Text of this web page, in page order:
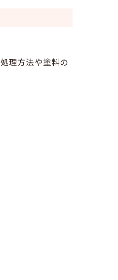
理方法や塗料の